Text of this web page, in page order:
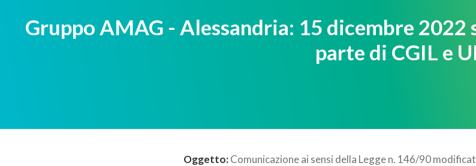
Gruppo AMAG - Alessandria: 15 dicembre
parte di CGIL e
Oggetto:Comunicazione ai sensi della Legge n. 146/90